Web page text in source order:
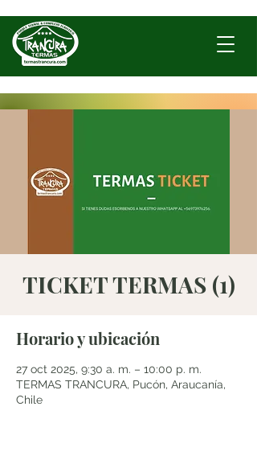
TICKET TERMAS (1)
Horario y ubicación
27 oct 2025, 9:30 a. m. – 10:00 p. m.
TERMAS TRANCURA, Pucón, Araucanía,
Chile